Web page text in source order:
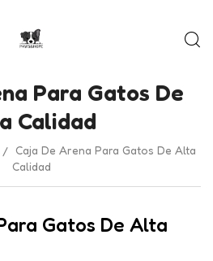
Para Gatos De
Calidad
/
Caja De Arena Para Gatos De Alta
Calidad
Gatos De Alta